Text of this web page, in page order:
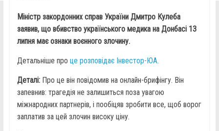
Міністр закордонних справ України Дмитро Кулеба
заявив, що вбивство українського медика на Донбасі 13
липня має ознаки воєнного злочину.
Детальніше про це розповідає Інвестор-ЮА.
Деталі:Про це він повідомив на онлайн-брифінгу. Він
запевнив: трагедія не залишиться поза увагою
міжнародних партнерів, і пообіцяв зробити все, щоб ворог
заплатив за цей злочин високу ціну.